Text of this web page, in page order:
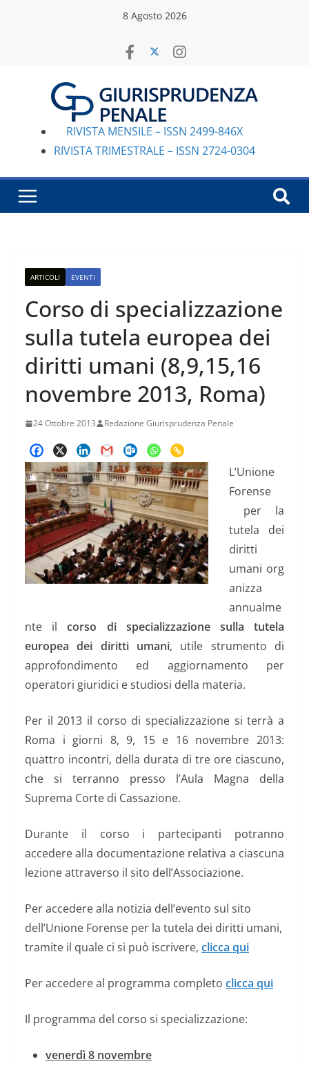
8 Agosto 2026
RIVISTA MENSILE – ISSN 2499-846X
RIVISTA TRIMESTRALE – ISSN 2724-0304
ARTICOLI EVENTI
Corso di specializzazione
sulla tutela europea dei
diritti umani (8,9,15,16
novembre 2013, Roma)
24 Ottobre 2013 Redazione Giurisprudenza Penale
L’Unione
Forense
per la
tutela dei
diritti
umani org
anizza
annualme
nte ilcorso di specializzazione sulla tutela
europea dei diritti umani, utile strumento di
approfondimento ed aggiornamento per
operatori giuridici e studiosi della materia.
Per il 2013 il corso di specializzazione si terrà a
Roma i giorni 8, 9, 15 e 16 novembre 2013:
quattro incontri, della durata di tre ore ciascuno,
che si terranno presso l’Aula Magna della
Suprema Corte di Cassazione.
Durante il corso i partecipanti potranno
accedere alla documentazione relativa a ciascuna
lezione attraverso il sito dell’Associazione.
Per accedere alla notizia dell’evento sul sito
dell’Unione Forense per la tutela dei diritti umani,
tramite il quale ci si può iscrivere, clicca qui
Per accedere al programma completo clicca qui
Il programma del corso si specializzazione:
venerdì 8 novembre